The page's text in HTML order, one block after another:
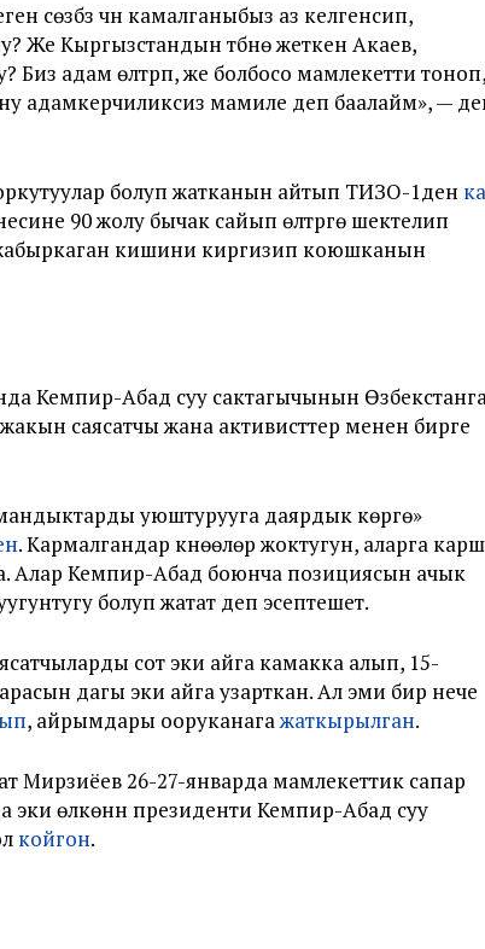
сөзүбүз үчүн камалганыбыз аз келгенсип,
Же Кыргызстандын түбүнө жеткен Акаев,
Биз адам өлтүрүп, же болбосо мамлекетти тоноп,
адамкерчиликсиз мамиле деп баалайм», —
болуп жатканын айтып ТИЗО-1ден
90 жолу бычак сайып өлтүрүүгө шектелип
кишини киргизип коюшканын
Кемпир-Абад суу сактагычынын
саясатчы жана активисттер менен бирге
уюштурууга даярдык көрүүгө»
. Кармалгандар күнөөлөрү жоктугун, аларга
Алар Кемпир-Абад боюнча позициясын ачык
болуп жатат деп эсептешет.
сот эки айга камакка алып, 15-
дагы эки айга узарткан. Ал эми бир нече
, айрымдары ооруканагажаткырылган.
Мирзиёев 26-27-январда мамлекеттик сапар
эки өлкөнүн президенти Кемпир-Абад суу
койгон.